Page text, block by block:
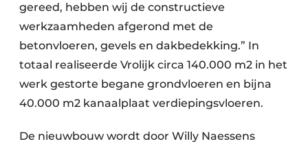
gereed, hebben wij de constructieve
werkzaamheden afgerond met de
betonvloeren, gevels en dakbedekking.” In
totaal realiseerde Vrolijk circa 140.000 m2 in het
werk gestorte begane grondvloeren en bijna
40.000 m2 kanaalplaat verdiepingsvloeren.
De nieuwbouw wordt door Willy Naessens